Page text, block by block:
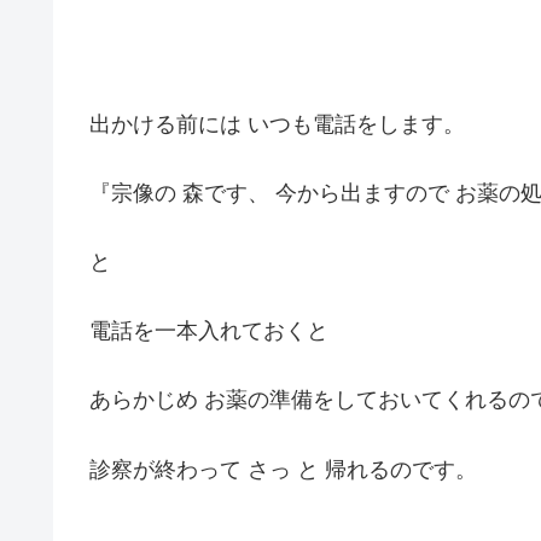
出かける前には いつも電話をします。
『宗像の 森です、 今から出ますので お薬の
と
電話を一本入れておくと
あらかじめ お薬の準備をしておいてくれるの
診察が終わって さっ と 帰れるのです。